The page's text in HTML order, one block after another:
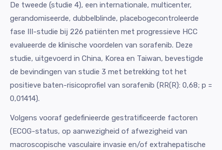
De tweede (studie 4), een internationale, multicenter,
gerandomiseerde, dubbelblinde, placebogecontroleerde
fase III-studie bij 226 patiënten met progressieve HCC
evalueerde de klinische voordelen van sorafenib. Deze
studie, uitgevoerd in China, Korea en Taiwan, bevestigde
de bevindingen van studie 3 met betrekking tot het
positieve baten-risicoprofiel van sorafenib (RR(R): 0,68; p =
0,01414).
Volgens vooraf gedefinieerde gestratificeerde factoren
(ECOG-status, op aanwezigheid of afwezigheid van
macroscopische vasculaire invasie en/of extrahepatische